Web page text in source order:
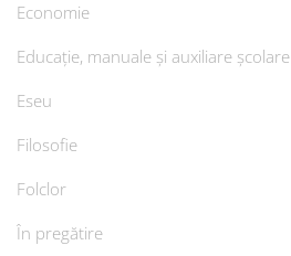
Economie
Educație, manuale și auxiliare școlare
Eseu
Filosofie
Folclor
În pregătire